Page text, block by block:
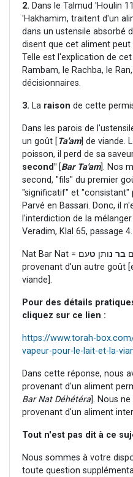
2. Dans le Talmud 'Houlin
'Hakhamim, traitent d'un
dans un ustensile absorbé
disent que cet aliment
Telle est l'explication de
Rambam, le Rachba, le
décisionnaires.
3. La raison de cette
Dans les parois de
un goût [ Ta'am] de viande.
poisson, il perd de sa
second" Bar Ta'am]. Nos
second, "fils" du premier
"significatif" et
Parvé en Bassari. Donc, il
l'interdiction de la
Veradim, Klal 65, passage 4.
בר נותן טעם = goût
provenant d'un autre goût
viande].
Pour des détails
cliquez sur ce lien :
https://www.torah-
vapeur-pour-le-lait-et-la-
Dans cette réponse, nous
provenant d'un aliment
Bar Nat Déhétéra]. Nous
provenant d'un aliment
Tout n'est pas dit à ce
Nous sommes à votre
toute question